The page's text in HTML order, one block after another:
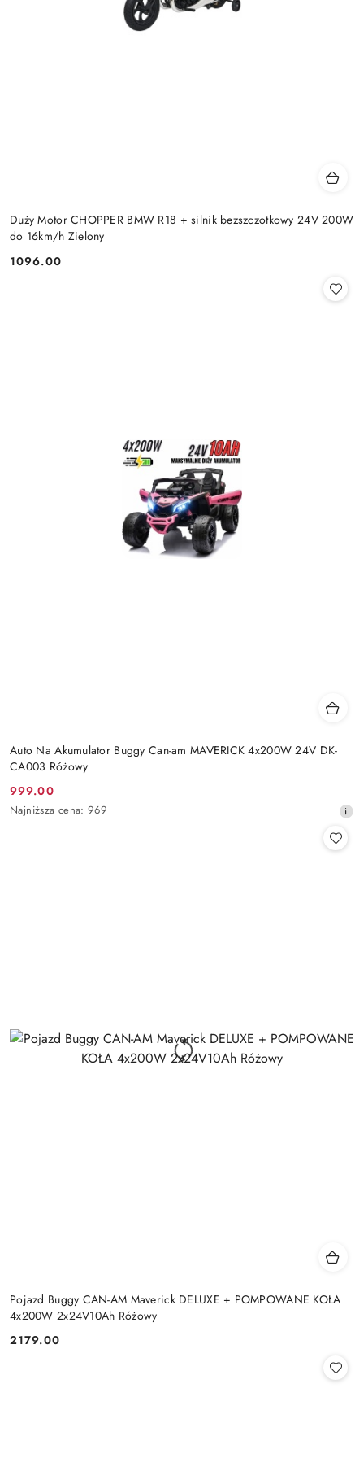
Duży Motor CHOPPER BMW R18 + silnik bezszczotkowy 24V 200W
do 16km/h Zielony
Cena:
1096.00
Auto Na Akumulator Buggy Can-am MAVERICK 4x200W 24V DK-
CA003 Różowy
Cena
promocyjna:
999.00
Najniższa
Najniższa cena: 969
Pojazd Buggy CAN-AM Maverick DELUXE + POMPOWANE KOŁA
4x200W 2x24V10Ah Różowy
Cena:
2179.00